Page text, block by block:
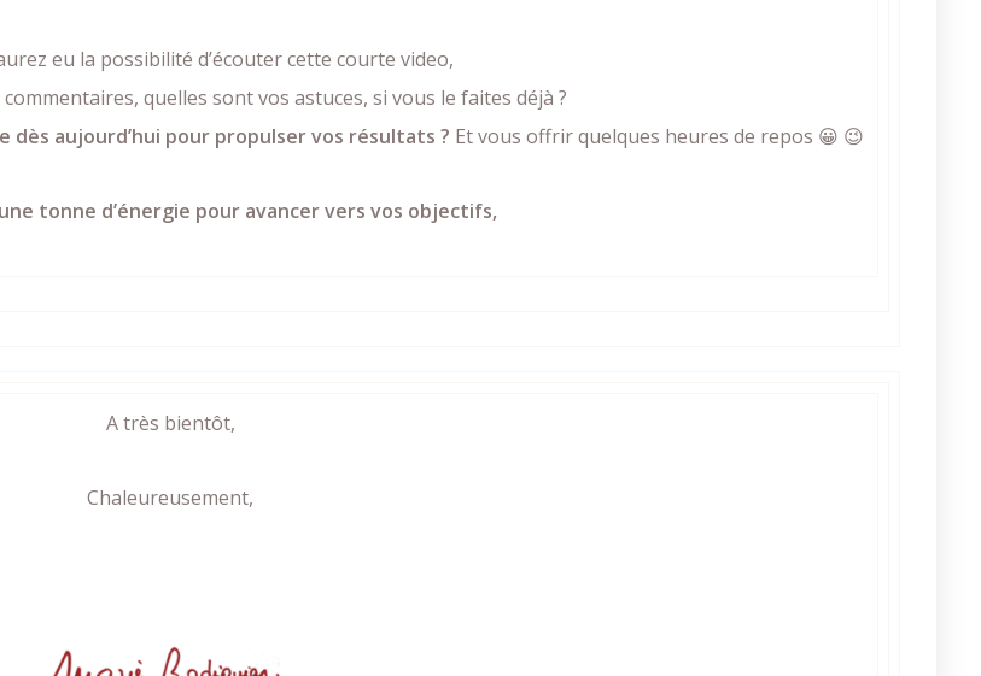
eu la possibilité d’écouter cette courte video,
quelles sont vos astuces, si vous le faites déjà ?
aujourd’hui pour propulser vos résultats ? Et vous offrir quelques heures de repos 😀 😉
une tonne d’énergie pour avancer vers vos objectifs,
A très bientôt,
Chaleureusement,